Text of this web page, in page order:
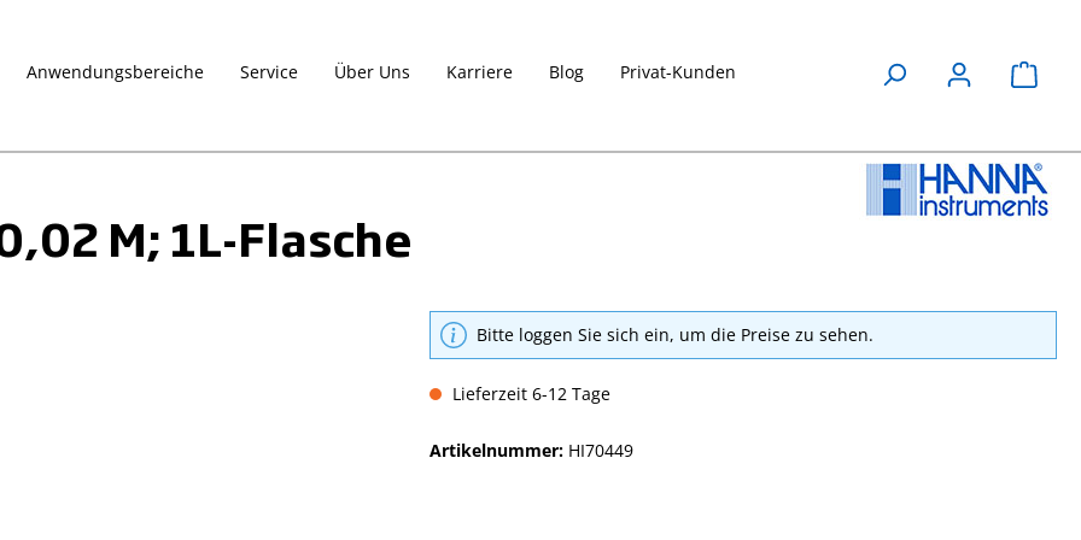
Anwendungsbereiche Service Über Uns Karriere Blog Privat-Kunden
M; 1L-Flasche
Bitte loggen Sie sich ein, um die Preise zu sehen.
Lieferzeit 6-12 Tage
Artikelnummer: HI70449